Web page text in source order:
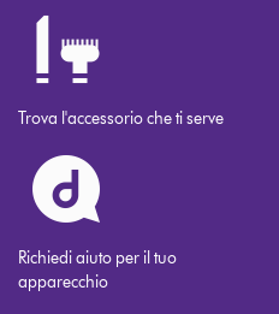
Trova l'accessorio che ti serve
Richiedi aiuto per il tuo
apparecchio